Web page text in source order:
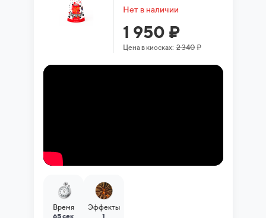
Нет в наличии
1 950 ₽
Цена в киосках:2 340₽
Время
65 сек
Эффекты
1